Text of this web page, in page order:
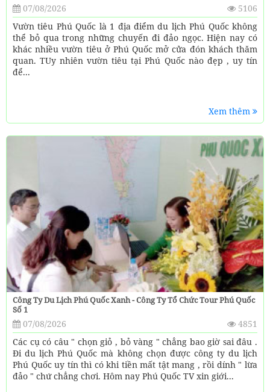
07/08/2026
5106
Vườn tiêu Phú Quốc là 1 địa điểm du lịch Phú Quốc không
thể bỏ qua trong những chuyến đi đảo ngọc. Hiện nay có
khác nhiều vườn tiêu ở Phú Quốc mở cửa đón khách thăm
quan. TUy nhiên vườn tiêu tại Phú Quốc nào đẹp , uy tín
để...
Xem thêm
Công Ty Du Lịch Phú Quốc Xanh - Công Ty Tổ Chức Tour Phú Quốc
Số 1
07/08/2026
4851
Các cụ có câu " chọn giỏ , bỏ vàng " chẳng bao giờ sai đâu .
Đi du lịch Phú Quốc mà không chọn được công ty du lịch
Phú Quốc uy tín thì có khi tiền mất tật mang , rồi dính " lừa
đảo " chứ chẳng chơi. Hôm nay Phú Quốc TV xin giới...